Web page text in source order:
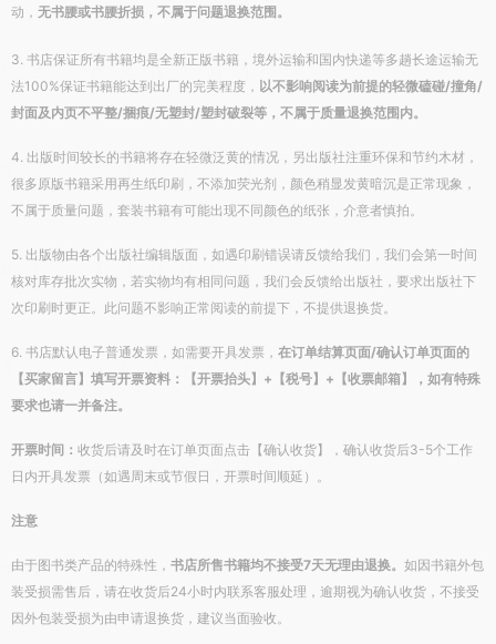
动， 无书腰或书腰折损，不属于问题退换范围。
3. 书店保证所有书籍均是全新正版书籍，境外运输和国内快递等多趟长途运输无
法100%保证书籍能达到出厂的完美程度， 以不影响阅读为前提的轻微磕碰/撞角/
封面及内页不平整/捆痕/无塑封/塑封破裂等，不属于质量退换范围内。
4. 出版时间较长的书籍将存在轻微泛黄的情况，另出版社注重环保和节约木材，
很多原版书籍采用再生纸印刷，不添加荧光剂，颜色稍显发黄暗沉是正常现象，
不属于质量问题，套装书籍有可能出现不同颜色的纸张，介意者慎拍。
5. 出版物由各个出版社编辑版面，如遇印刷错误请反馈给我们，我们会第一时间
核对库存批次实物，若实物均有相同问题，我们会反馈给出版社，要求出版社下
次印刷时更正。此问题不影响正常阅读的前提下，不提供退换货。
6. 书店默认电子普通发票，如需要开具发票， 在订单结算页面/确认订单页面的
【买家留言】填写开票资料：【开票抬头】+【税号】+【收票邮箱】，如有特殊
要求也请一并备注。
开票时间： 收货后请及时在订单页面点击【确认收货】，确认收货后3-5个工作
日内开具发票（如遇周末或节假日，开票时间顺延）。
注意
由于图书类产品的特殊性， 书店所售书籍均不接受7天无理由退换。 如因书籍外包
装受损需售后，请在收货后24小时内联系客服处理，逾期视为确认收货，不接受
因外包装受损为由申请退换货，建议当面验收。